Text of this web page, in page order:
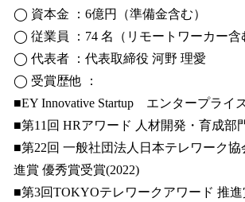
◯ 資本金 ：6億円（準備金含む）
◯ 従業員 ：74 名（リモートワーカー含
◯ 代表者 ：代表取締役 河野 理愛
◯ 受賞歴他 ：
■EY Innovative Startup エンタープライ
■第11回 HRアワード 人材開発・育成部
■第22回 一般社団法人日本テレワーク協
進賞 優秀賞受賞(2022)
■第3回TOKYOテレワークアワード 推進